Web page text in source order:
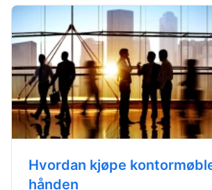
Hvordan kjøpe
hånden